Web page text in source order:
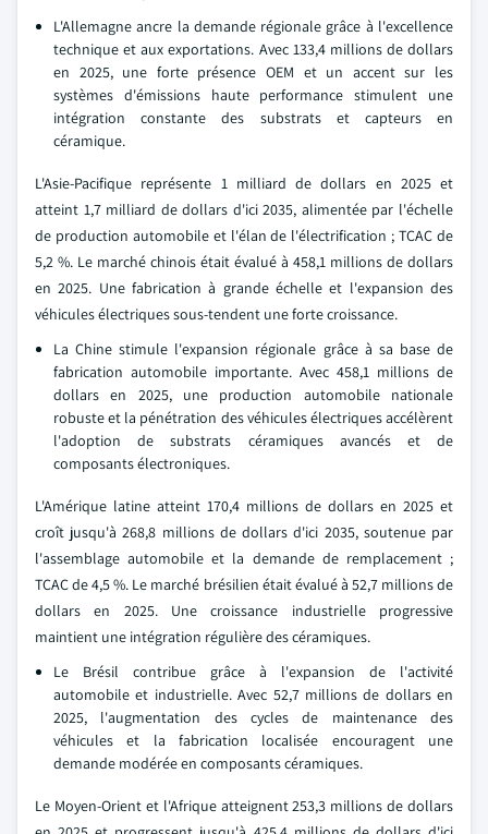
L'Allemagne ancre la demande régionale grâce à l'excellence
technique et aux exportations. Avec 133,4 millions de dollars
en 2025, une forte présence OEM et un accent sur les
systèmes d'émissions haute performance stimulent une
intégration constante des substrats et capteurs en
céramique.
L'Asie-Pacifique représente 1 milliard de dollars en 2025 et
atteint 1,7 milliard de dollars d'ici 2035, alimentée par l'échelle
de production automobile et l'élan de l'électrification ; TCAC de
5,2 %. Le marché chinois était évalué à 458,1 millions de dollars
en 2025. Une fabrication à grande échelle et l'expansion des
véhicules électriques sous-tendent une forte croissance.
La Chine stimule l'expansion régionale grâce à sa base de
fabrication automobile importante. Avec 458,1 millions de
dollars en 2025, une production automobile nationale
robuste et la pénétration des véhicules électriques accélèrent
l'adoption de substrats céramiques avancés et de
composants électroniques.
L'Amérique latine atteint 170,4 millions de dollars en 2025 et
croît jusqu'à 268,8 millions de dollars d'ici 2035, soutenue par
l'assemblage automobile et la demande de remplacement ;
TCAC de 4,5 %. Le marché brésilien était évalué à 52,7 millions de
dollars en 2025. Une croissance industrielle progressive
maintient une intégration régulière des céramiques.
Le Brésil contribue grâce à l'expansion de l'activité
automobile et industrielle. Avec 52,7 millions de dollars en
2025, l'augmentation des cycles de maintenance des
véhicules et la fabrication localisée encouragent une
demande modérée en composants céramiques.
Le Moyen-Orient et l'Afrique atteignent 253,3 millions de dollars